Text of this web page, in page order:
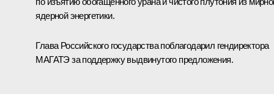
ядерной энергетики.
Глава Российского государства поблагодарил гендиректора
МАГАТЭ за поддержку выдвинутого предложения.